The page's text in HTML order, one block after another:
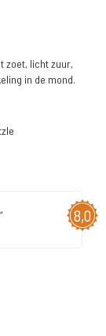
zoet, licht zuur,
in de mond.
8,0